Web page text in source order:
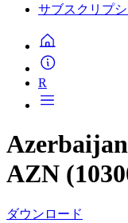
サブスクリプ
R
AZN
ダウンロード